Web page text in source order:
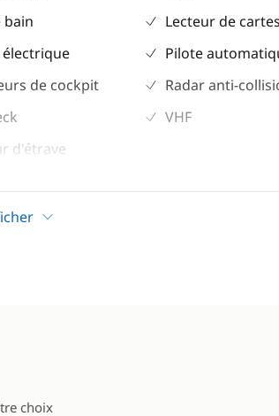
bain
de cockpit
d'étrave
Lecteur de cartes
Pilote
Radar anti-
VHF
choix